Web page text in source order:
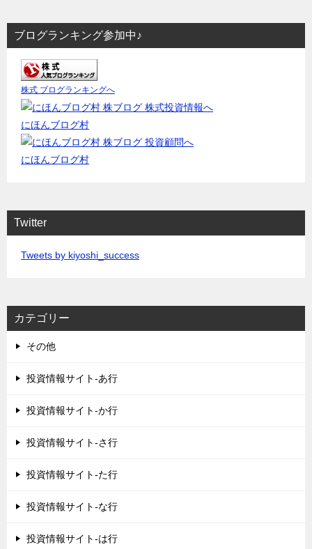
ブログランキング参加中♪
株式 ブログランキングへ
にほんブログ村
にほんブログ村
Twitter
Tweets by kiyoshi_success
カテゴリー
その他
投資情報サイト-あ行
投資情報サイト-か行
投資情報サイト-さ行
投資情報サイト-た行
投資情報サイト-な行
投資情報サイト-は行